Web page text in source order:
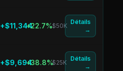
+$11,344+22.7%$50K
Détails
→
+$9,694+38.8%$25K
Détails
→